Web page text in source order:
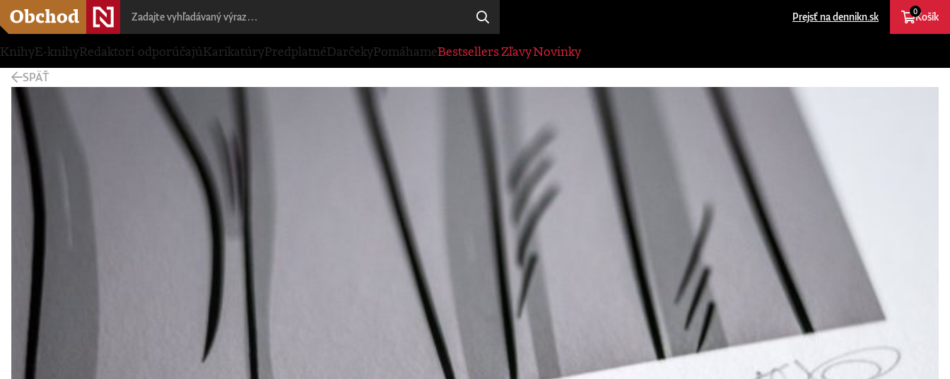
Prejsť na dennikn.sk Košík
0
KnihyE-knihyRedaktori odporúčajúKarikatúryPredplatnéDarčekyPomáhameBestsellersZľavyNovinky
SPÄŤ